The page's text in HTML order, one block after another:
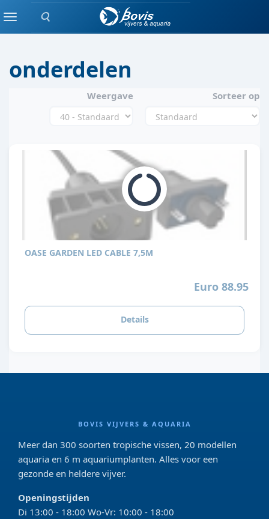
Zoeken
MenuVERLICHTING
onderdelen
Weergave Sorteer op
OASE GARDEN LED CABLE 7,5M
Euro 88.95
Details
BOVIS VIJVERS & AQUARIA
Meer dan 300 soorten tropische vissen, 20 modellen
aquaria en 6 m aquariumplanten. Alles voor een
gezonde en heldere vijver.
Openingstijden
Di 13:00 - 18:00 Wo-Vr: 10:00 - 18:00